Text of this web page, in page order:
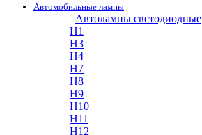
Автомобильные лампы
Автолампы светодиодные
H1
H3
H4
H7
H8
H9
H10
H11
H12